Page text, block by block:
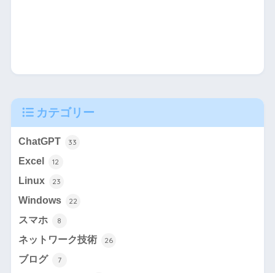
カテゴリー
ChatGPT 33
Excel 12
Linux 23
Windows 22
スマホ 8
ネットワーク技術 26
ブログ 7